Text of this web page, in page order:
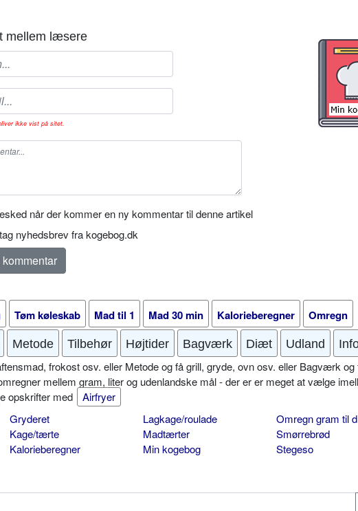
mellem læsere
ikke vist på sitet.
når der kommer en ny kommentar til denne artikel
nyhedsbrev fra kogebog.dk
Tøm køleskab Mad til 1 Mad 30 min Kalorieberegner Omregn
Metode Tilbehør Højtider Bagværk Diæt Udland
frokost osv. eller Metode og få grill, gryde, ovn osv. eller Bagværk og
mellem gram, liter og udenlandske mål - der er er meget at vælge
opskrifter med
Airfryer
Gryderet
Kage/tærte
Kalorieberegner
Lagkage/roulade
Madtærter
Min kogebog
Omregn gram til
Smørrebrød
Stegeso